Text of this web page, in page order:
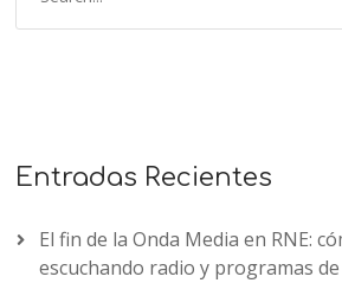
Entradas Recientes
El fin de la Onda Media en RNE:
escuchando radio y programas